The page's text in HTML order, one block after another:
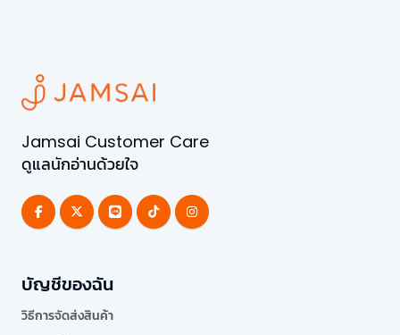
Jamsai Customer Care
ดูแลนักอ่านด้วยใจ
บัญชีของฉัน
วิธีการจัดส่งสินค้า